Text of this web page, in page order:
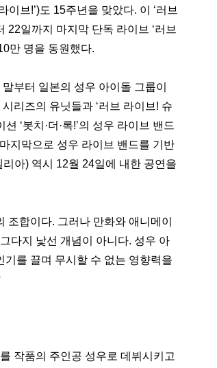
브!’)도 15주년을 맞았다. 이 ‘러브
22일까지 마지막 단독 라이브 ‘러브
만 명을 동원 했다.
부터 일본의 성우 아이돌 그룹이
리즈의 유닛들과 ‘러브 라이브! 슈
‘봇치·더·록!’의 성우 라이브 밴드
지막으로 성우 라이브 밴드를 기반
아) 역시 12월 24일에 내한 공연을
합이다. 그러나 만화와 애니메이
다지 낯선 개념이 아니다. 성우 아
를 끌며 무시할 수 없는 영향력을
작품의 주인공 성우로 데뷔시키고